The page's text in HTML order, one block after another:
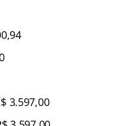
3.597,00